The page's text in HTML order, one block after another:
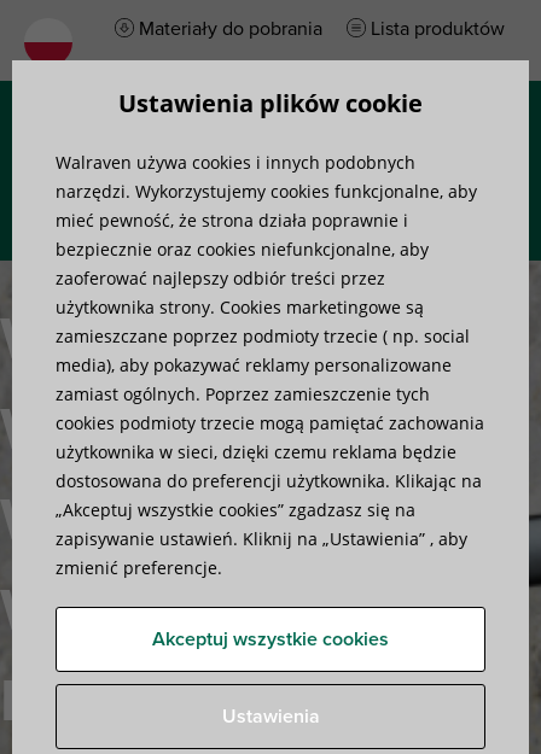
Materiały do pobrania Lista produktów
Walraven
WTB1 &
Walraven
WTB7
Kotwy
Ustawienia plików cookie
Walraven używa cookies i innych podobnych
narzędzi. Wykorzystujemy cookies funkcjonalne, aby
mieć pewność, że strona działa poprawnie i
bezpiecznie oraz cookies niefunkcjonalne, aby
zaoferować najlepszy odbiór treści przez
użytkownika strony. Cookies marketingowe są
zamieszczane poprzez podmioty trzecie ( np. social
media), aby pokazywać reklamy personalizowane
zamiast ogólnych. Poprzez zamieszczenie tych
cookies podmioty trzecie mogą pamiętać zachowania
użytkownika w sieci, dzięki czemu reklama będzie
dostosowana do preferencji użytkownika. Klikając na
„Akceptuj wszystkie cookies” zgadzasz się na
zapisywanie ustawień. Kliknij na „Ustawienia” , aby
zmienić preferencje.
Akceptuj wszystkie cookies
Ustawienia